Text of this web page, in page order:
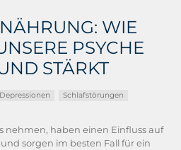
WIE
PSYCHE
STÄRKT
Depressionen
Schlafstörungen
nehmen, haben einen Einfluss auf
sorgen im besten Fall für ein